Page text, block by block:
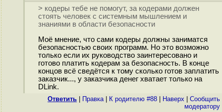
> кодеры тебе не помогут, за кодерами должен
стоять человек с системным мышлением и
знаниями в области безопасности
Моё мнение, что сами кодеры должны заниматся
безопасностью своих программ. Но это возможно
только если их руководство заинтересовано и
готово платить кодерам за безопасность. В конце
концов всё сведётся к тому сколько готов заплатить
заказчик..., у заказчика денег хватает только на
DLink.
Ответить Правка| К родителю #88 Наверх
Cообщить
модератору